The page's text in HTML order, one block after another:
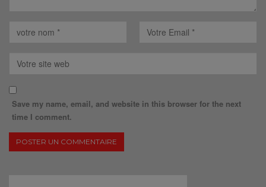
Save my name, email, and website in this browser for the next
time I comment.